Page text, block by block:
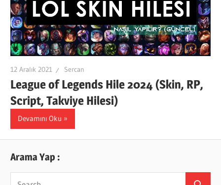
12 Aralık 2021 Sercan
League of Legends Hile 2024 (Skin, RP,
Script, Takviye Hilesi)
Devamını Oku
Arama Yap :
Search